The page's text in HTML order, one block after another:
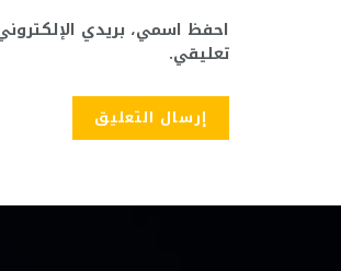
احفظ اسمي، بريدي
تعليقي.